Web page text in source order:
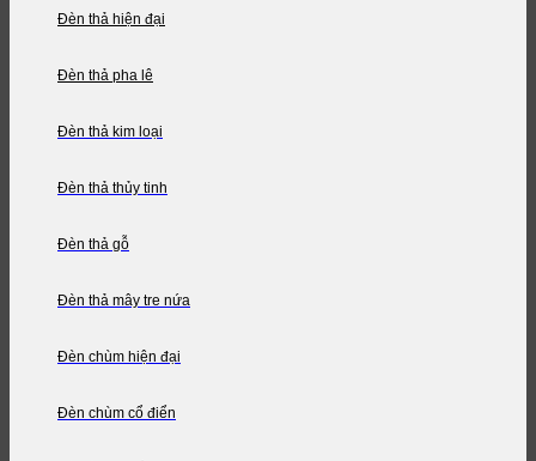
Đèn thả hiện đại
Đèn thả pha lê
Đèn thả kim loại
Đèn thả thủy tinh
Đèn thả gỗ
Đèn thả mây tre nứa
Đèn chùm hiện đại
Đèn chùm cổ điển